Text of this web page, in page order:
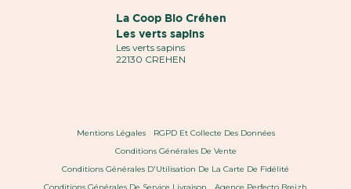
La Coop Bio Créhen
Les verts sapins
Les verts sapins
22130 CREHEN
Mentions Légales
RGPD Et Collecte Des Données
Conditions Générales De Vente
Conditions Générales D'Utilisation De La Carte De Fidélité